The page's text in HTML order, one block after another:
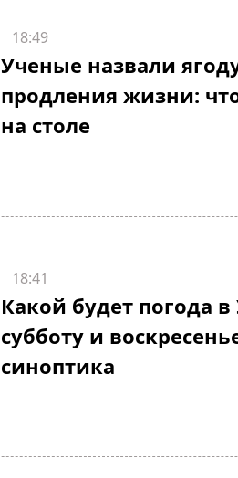
18:49
Ученые назвали
продления жизни:
на столе
18:41
Какой будет погода
субботу и
синоптика